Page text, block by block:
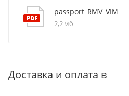
посторонних предметов.
электродвигателя не требуют
серий TRE-T и TRD-T
passport_RMV_VIM
2,2 мб
Доставка и оплата в